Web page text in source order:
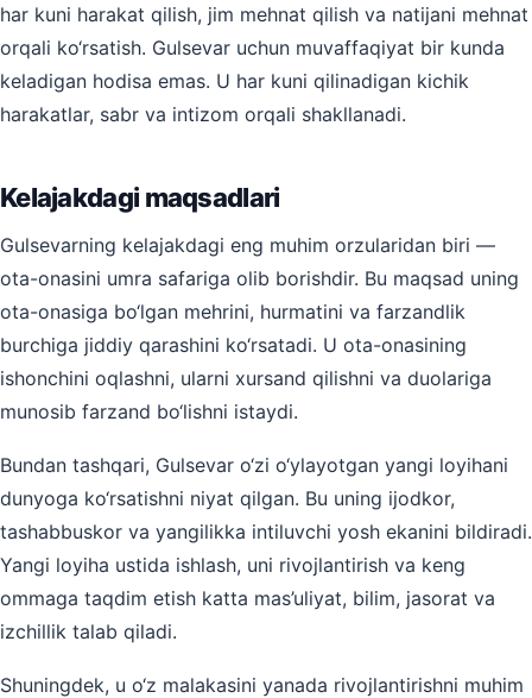
har kuni harakat qilish, jim mehnat qilish va natijani mehnat
orqali ko‘rsatish. Gulsevar uchun muvaffaqiyat bir kunda
keladigan hodisa emas. U har kuni qilinadigan kichik
harakatlar, sabr va intizom orqali shakllanadi.
Kelajakdagi maqsadlari
Gulsevarning kelajakdagi eng muhim orzularidan biri —
ota-onasini umra safariga olib borishdir. Bu maqsad uning
ota-onasiga bo‘lgan mehrini, hurmatini va farzandlik
burchiga jiddiy qarashini ko‘rsatadi. U ota-onasining
ishonchini oqlashni, ularni xursand qilishni va duolariga
munosib farzand bo‘lishni istaydi.
Bundan tashqari, Gulsevar o‘zi o‘ylayotgan yangi loyihani
dunyoga ko‘rsatishni niyat qilgan. Bu uning ijodkor,
tashabbuskor va yangilikka intiluvchi yosh ekanini bildiradi.
Yangi loyiha ustida ishlash, uni rivojlantirish va keng
ommaga taqdim etish katta mas’uliyat, bilim, jasorat va
izchillik talab qiladi.
Shuningdek, u o‘z malakasini yanada rivojlantirishni muhim